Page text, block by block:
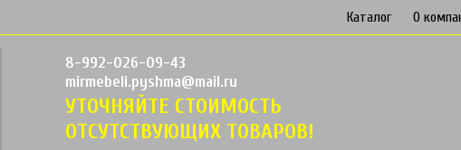
Каталог О
8-992-026-09-43
mirmebeli.pyshma@mail.ru
УТОЧНЯЙТЕ СТОИМОСТЬ
ОТСУТСТВУЮЩИХ ТОВАРОВ!